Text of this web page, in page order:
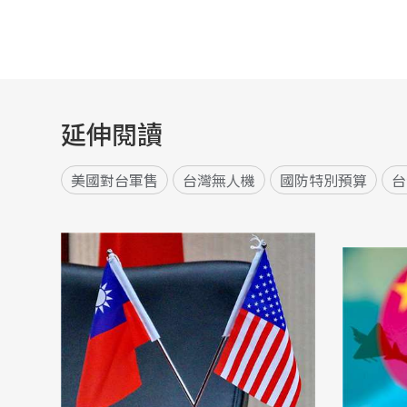
延伸閱讀
美國對台軍售 台灣無人機 國防特別預算